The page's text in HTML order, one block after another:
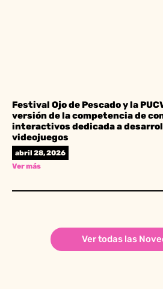
Festival Ojo de Pescado y la
versión de la competencia de
interactivos dedicada a
videojuegos
abril 28, 2026
Ver más
Ver todas las